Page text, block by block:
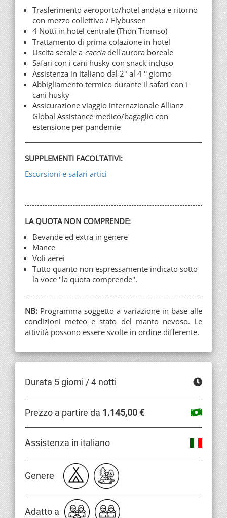
Trasferimento aeroporto/hotel andata e ritorno
con mezzo collettivo / Flybussen
4 Notti in hotel centrale (Thon Tromso)
Trattamento di prima colazione in hotel
Uscita serale a cacciadell'aurora boreale
Safari con i cani husky con snack incluso
Assistenza in italiano dal 2° al 4 ° giorno
Abbigliamento termico durante il safari con i
cani husky
Assicurazione viaggio internazionale Allianz
Global Assistance medico/bagaglio con
estensione per pandemie
SUPPLEMENTI FACOLTATIVI:
Escursioni e safari artici
LA QUOTA NON COMPRENDE:
Bevande ed extra in genere
Mance
Voli aerei
Tutto quanto non espressamente indicato sotto
la voce "la quota comprende".
NB: Programma soggetto a variazione in base alle
condizioni meteo e stato del manto nevoso. Le
attività possono essere svolte in ordine differente.
Durata 5 giorni / 4 notti
Prezzo a partire da 1.145,00 €
Assistenza in italiano
Genere
Adatto a